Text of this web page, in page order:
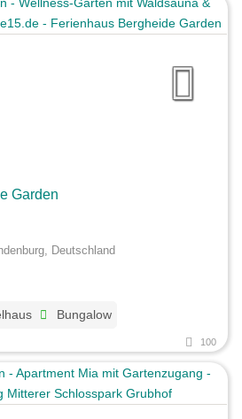
Garden
Deutschland
Bungalow
100